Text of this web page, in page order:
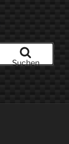
Suchen